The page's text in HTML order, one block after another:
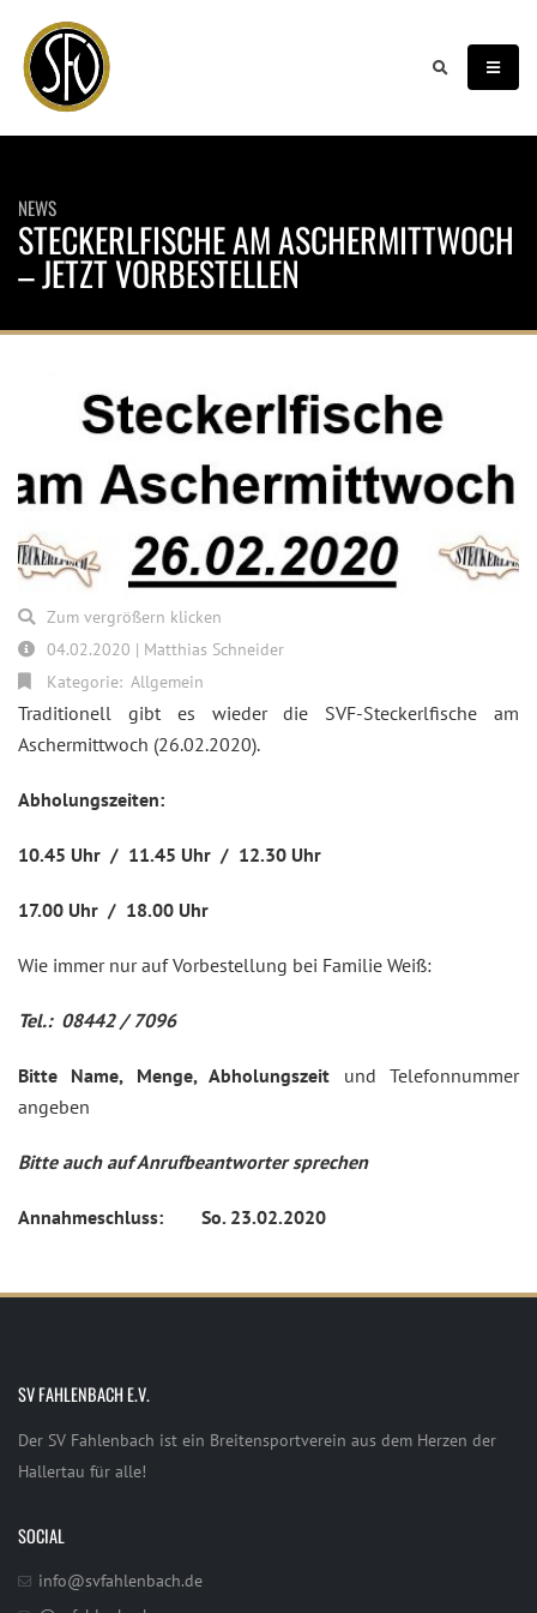
NEWS
STECKERLFISCHE AM ASCHERMITTWOCH
– JETZT VORBESTELLEN
Traditionell gibt es wieder die SVF-Steckerlfische am
Aschermittwoch (26.02.2020).
Abholungszeiten:
10.45 Uhr / 11.45 Uhr / 12.30 Uhr
17.00 Uhr / 18.00 Uhr
Wie immer nur auf Vorbestellung bei Familie Weiß:
Tel.: 08442 / 7096
Bitte Name, Menge, Abholungszeit und Telefonnummer
angeben
Bitte auch auf Anrufbeantworter sprechen
Annahmeschluss: So. 23.02.2020
Zum vergrößern klicken
04.02.2020 | Matthias Schneider
Kategorie: Allgemein
SV FAHLENBACH E.V.
Der SV Fahlenbach ist ein Breitensportverein aus dem Herzen der
Hallertau für alle!
SOCIAL
info@svfahlenbach.de